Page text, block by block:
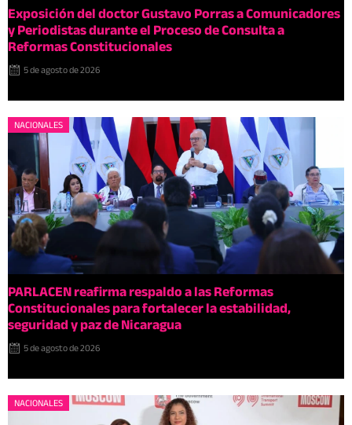
Exposición del doctor Gustavo Porras a Comunicadores
y Periodistas durante el Proceso de Consulta a
Reformas Constitucionales
5 de agosto de 2026
NACIONALES
PARLACEN reafirma respaldo a las Reformas
Constitucionales para fortalecer la estabilidad,
seguridad y paz de Nicaragua
5 de agosto de 2026
NACIONALES